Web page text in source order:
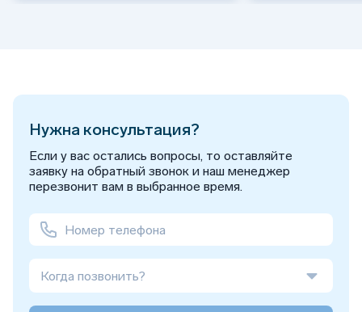
Нужна консультация?
Если у вас остались вопросы, то оставляйте
заявку на обратный звонок и наш менеджер
перезвонит вам в выбранное время.
Когда позвонить?